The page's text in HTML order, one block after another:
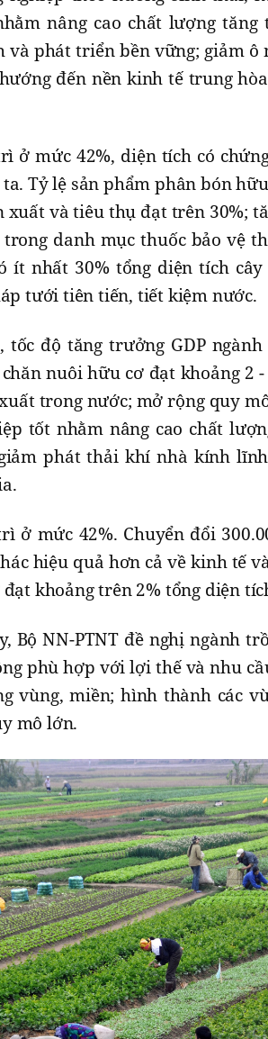
nâng cao chất lượng
và phát triển bền vững; giảm
đến nền kinh tế trung
ở mức 42%, diện tích có
Tỷ lệ sản phẩm phân bón
và tiêu thụ đạt trên 30%;
danh mục thuốc bảo vệ
ít nhất 30% tổng diện tích
tưới tiên tiến, tiết kiệm nước.
tốc độ tăng trưởng GDP
nuôi hữu cơ đạt khoảng 2
trong nước; mở rộng quy
tốt nhằm nâng cao chất
phát thải khí nhà kính
ở mức 42%. Chuyển đổi
hiệu quả hơn cả về kinh tế
khoảng trên 2% tổng diện
Bộ NN-PTNT đề nghị ngành
phù hợp với lợi thế và nhu
vùng, miền; hình thành các
mô lớn.